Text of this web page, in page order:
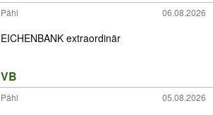
Pähl 06.08.2026
EICHENBANK extraordinär
VB
Pähl 05.08.2026